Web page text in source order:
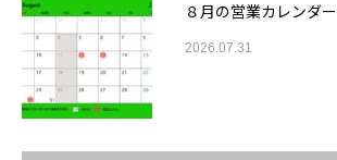
８月の営業カレンダー
2026.07.31